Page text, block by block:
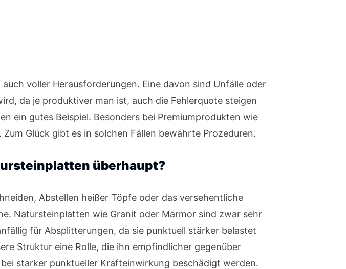
voller Herausforderungen. Eine davon sind Unfälle oder
da je produktiver man ist, auch die Fehlerquote steigen
ein gutes Beispiel. Besonders bei Premiumprodukten wie
Glück gibt es in solchen Fällen bewährte Prozeduren.
überhaupt?
Abstellen heißer Töpfe oder das versehentliche
Natursteinplatten wie Granit oder Marmor sind zwar sehr
für Absplitterungen, da sie punktuell stärker belastet
Struktur eine Rolle, die ihn empfindlicher gegenüber
starker punktueller Krafteinwirkung beschädigt werden.